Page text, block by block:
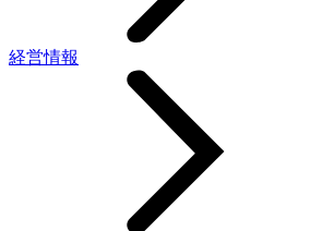
経営情報